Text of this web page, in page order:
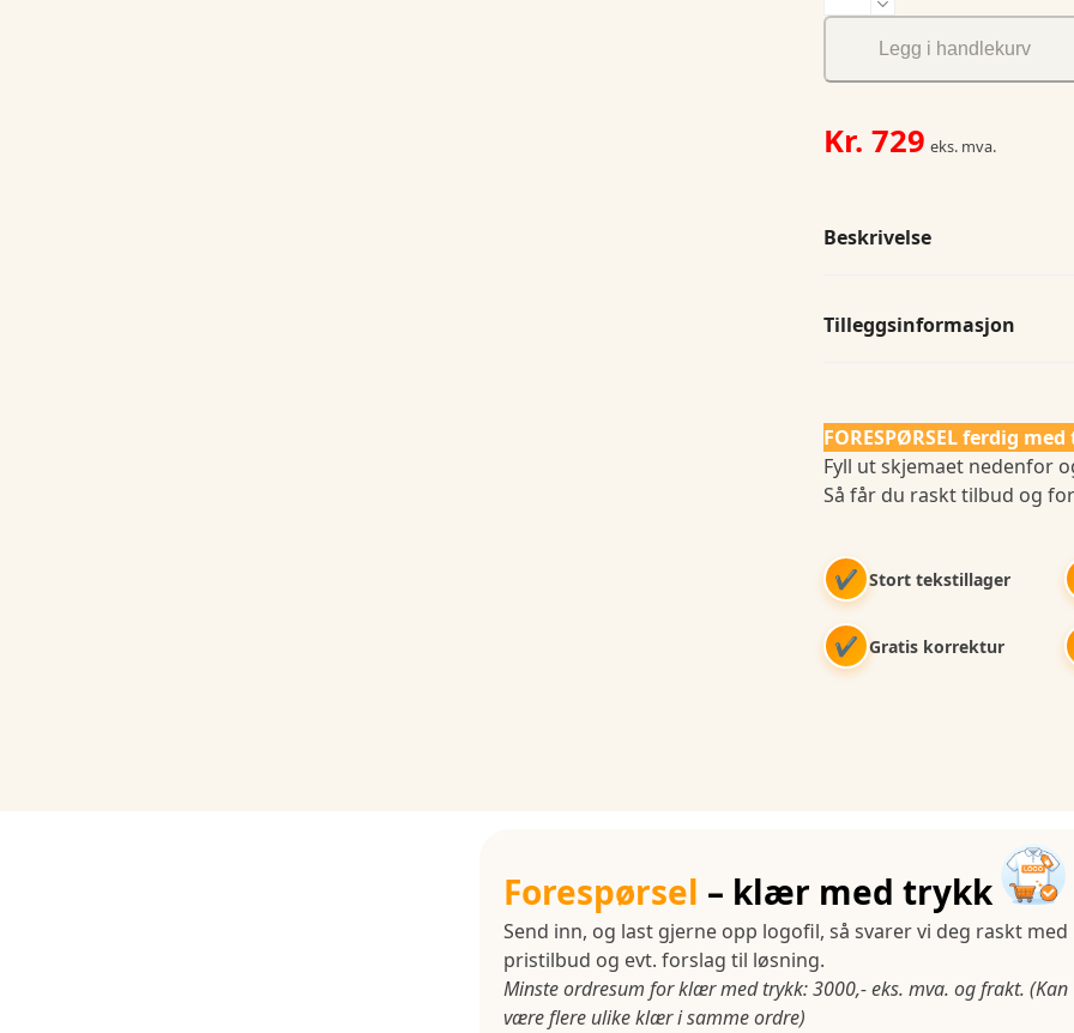
Håndverksshorts
antall
Legg i handlekurv
Kr. 729 eks. mva.
Beskrivelse
Tilleggsinformasjon
FORESPØRSEL ferdig
Fyll ut skjemaet nedenfor
Så får du raskt tilbud og
✔ Stort tekstillager
✔ Gratis korrektur
Forespørsel – klær med trykk
Send inn, og last gjerne opp logofil, så svarer vi deg raskt med
pristilbud og evt. forslag til løsning.
Minste ordresum for klær med trykk: 3000,- eks. mva. og frakt. (Kan
være flere ulike klær i samme ordre)